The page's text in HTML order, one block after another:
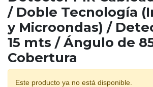
/ Doble Tecnología
y Microondas) /
15 mts / Ángulo de
Cobertura
Este producto ya no está disponible.